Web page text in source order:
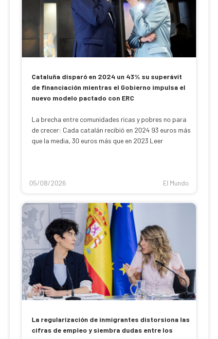
Cataluña disparó en 2024 un 43% su superávit
de financiación mientras el Gobierno impulsa el
nuevo modelo pactado con ERC
La brecha entre comunidades ricas y pobres no para
de crecer: Cada catalán recibió en 2024 93 euros más
que la media, 30 euros más que en 2023 Leer
05/08/2026 El Mundo
La regularización de inmigrantes distorsiona las
cifras de empleo y siembra dudas entre los